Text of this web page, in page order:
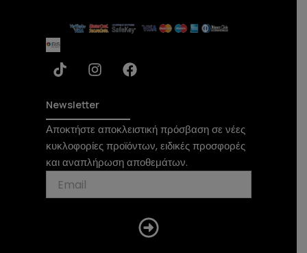
T
i
t
o
k
I
n
t
a
g
r
a
F
a
b
o
o
k
Newsletter
Αποκτήστε αποκλειστική πρόσβαση σε νέες
κυκλοφορίες προϊόντων, ειδικές προσφορές
και αναπλήρωση αποθεμάτων.
Submit